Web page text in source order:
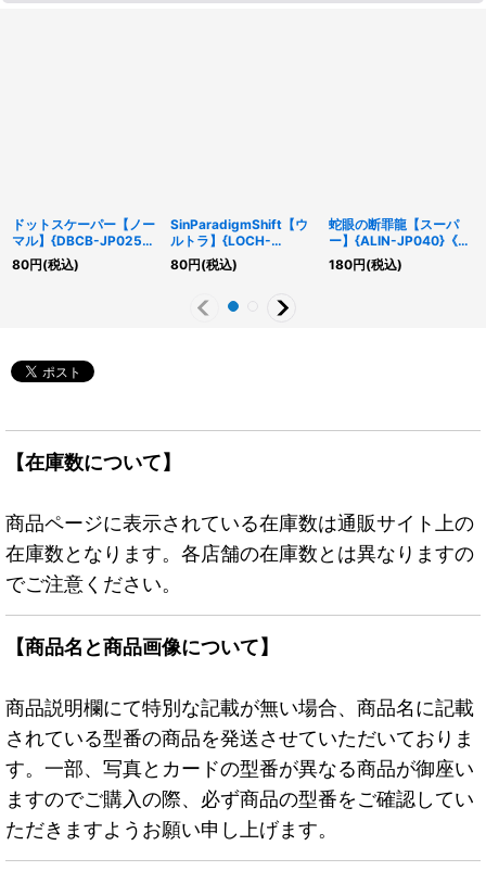
ドットスケーパー【ノー
マル】{DBCB-JP025}
《モンスター》
80円(税込)
SinParadigmShift【ウ
ルトラ】{LOCH-
JP023}《罠》
80円(税込)
蛇眼の断罪龍【スーパ
ー】{ALIN-JP040}《シ
ンクロ》
180円(税込)
【在庫数について】
商品ページに表示されている在庫数は通販サイト上の
在庫数となります。各店舗の在庫数とは異なりますの
でご注意ください。
【商品名と商品画像について】
商品説明欄にて特別な記載が無い場合、商品名に記載
されている型番の商品を発送させていただいておりま
す。一部、写真とカードの型番が異なる商品が御座い
ますのでご購入の際、必ず商品の型番をご確認してい
ただきますようお願い申し上げます。